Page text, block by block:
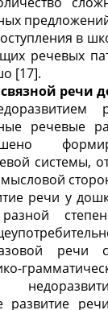
в
речевых
[17].
речи
речевые
системы,
речи у
речи
развитие